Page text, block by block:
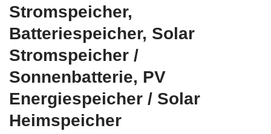
Stromspeicher,
Batteriespeicher, Solar
Stromspeicher /
Sonnenbatterie, PV
Energiespeicher / Solar
Heimspeicher